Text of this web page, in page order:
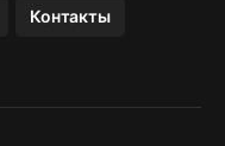
Контакты